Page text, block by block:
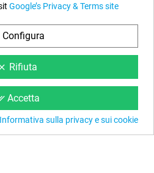
dalle 9 alle 14 e dalle 15 alle 18
Google’s Privacy & Terms site
Configura
Rifiuta
Accetta
Informativa sulla privacy e sui cookie